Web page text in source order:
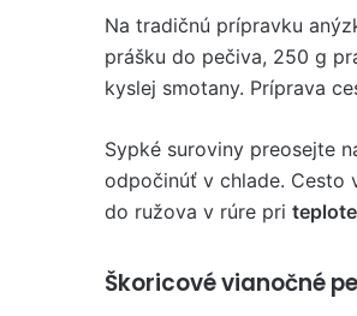
Na tradičnú prípravku
prášku do pečiva, 250 g
kyslej smotany. Príprava
Sypké suroviny preosejte
odpočinúť v chlade. Cesto
do ružova v rúre pri
Škoricové vianočné